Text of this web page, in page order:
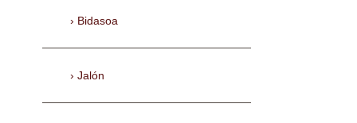
Bidasoa
Jalón